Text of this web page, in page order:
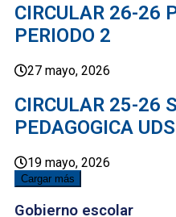
CIRCULAR 26-26
PERIODO 2
27 mayo, 2026
CIRCULAR 25-26
PEDAGOGICA
19 mayo, 2026
Cargar más
Gobierno escolar